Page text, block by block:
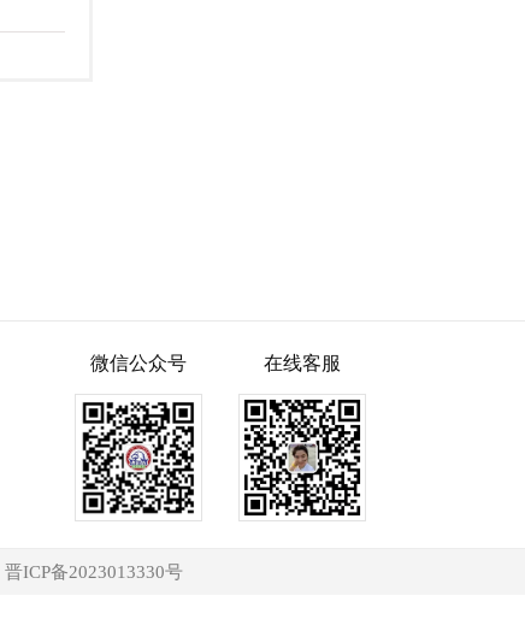
在线客服
微信公众号
晋ICP备2023013330号